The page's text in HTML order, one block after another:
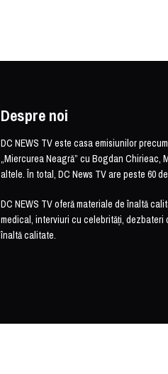
Despre noi
DC NEWS TV este casa emisiunilor
„Miercurea Neagră” cu Bogdan Chirieac,
altele. În total, DC News TV are peste 60
DC NEWS TV oferă materiale de înaltă
medical, interviuri cu celebrități, dezbateri
înaltă calitate.